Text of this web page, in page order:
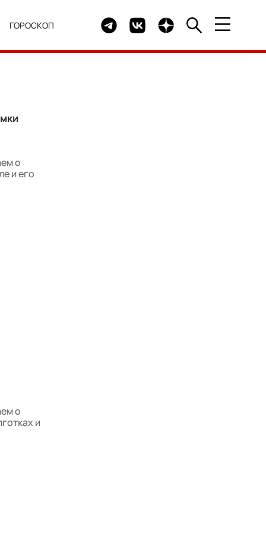
ГОРОСКОП Telegram канал HELLO
Группа HELLO Вконтакте
Канал HELLO в Дзен
о
и его
о
и